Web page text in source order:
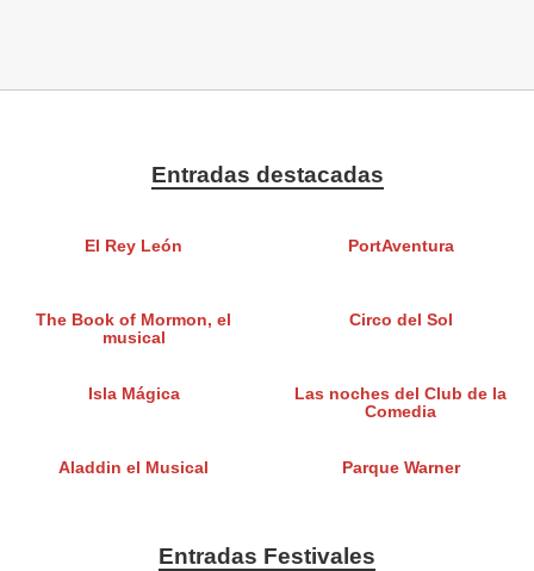
Entradas destacadas
El Rey León PortAventura
The Book of Mormon, el
musical
Circo del Sol
Isla Mágica
Las noches del Club de la
Comedia
Aladdin el Musical Parque Warner
Entradas Festivales